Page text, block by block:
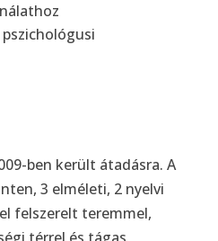
ben került átadásra. A
3 elméleti, 2 nyelvi
felszerelt teremmel,